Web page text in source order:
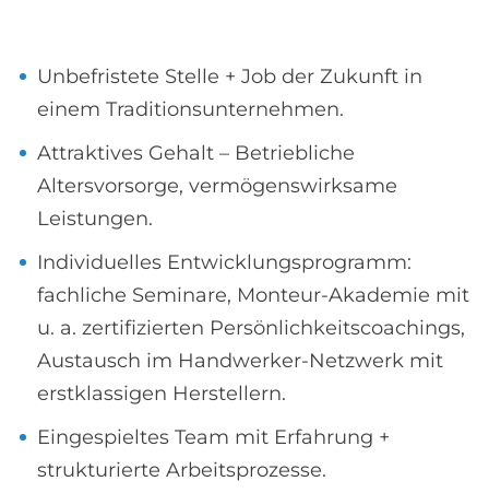
Unbefristete Stelle + Job der Zukunft in
einem Traditionsunternehmen.
Attraktives Gehalt – Betriebliche
Altersvorsorge, vermögenswirksame
Leistungen.
Individuelles Entwicklungsprogramm:
fachliche Seminare, Monteur-Akademie mit
u. a. zertifizierten Persönlichkeitscoachings,
Austausch im Handwerker-Netzwerk mit
erstklassigen Herstellern.
Eingespieltes Team mit Erfahrung +
strukturierte Arbeitsprozesse.